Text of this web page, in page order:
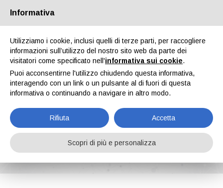
Chi siamo Partners Contatti Area riservata
News
Home Notizie Anderson Trinh è il nuovo amministratore delegato di IMCD Vietnam
Informativa
Utilizziamo i cookie, inclusi quelli di terze parti, per raccogliere
informazioni sull’utilizzo del nostro sito web da parte dei
visitatori come specificato nell'informativa sui cookie.
Puoi acconsentirne l'utilizzo chiudendo questa informativa,
interagendo con un link o un pulsante al di fuori di questa
informativa o continuando a navigare in altro modo.
Rifiuta Accetta
Scopri di più e personalizza